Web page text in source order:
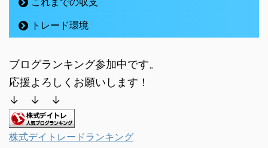
トレード環境
ブログランキング参加中です。
応援よろしくお願いします！
↓ ↓ ↓
株式デイトレードランキング